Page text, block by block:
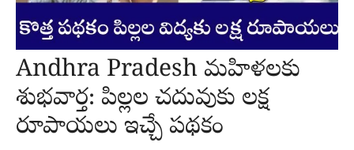
Andhra Pradesh మహిళలకు
శుభవార్త: పిల్లల చదువుకు లక్ష
రూపాయలు ఇచ్చే పథకం